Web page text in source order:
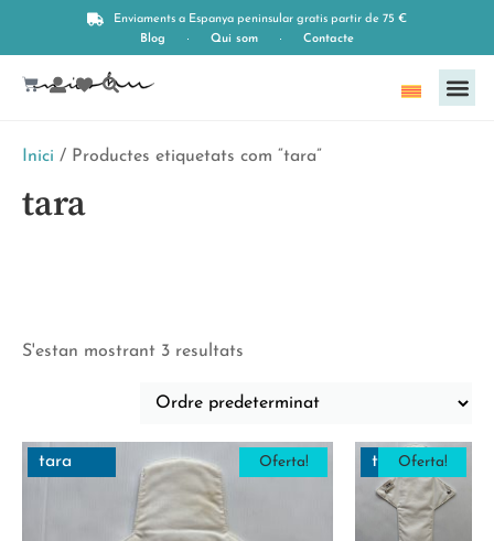
Enviaments a Espanya peninsular gratis partir de 75 €
Blog
Qui som Contacte
Català
Inici / Productes etiquetats com “tara”
tara
S'estan mostrant 3 resultats
Oferta!
tara Oferta!
tara